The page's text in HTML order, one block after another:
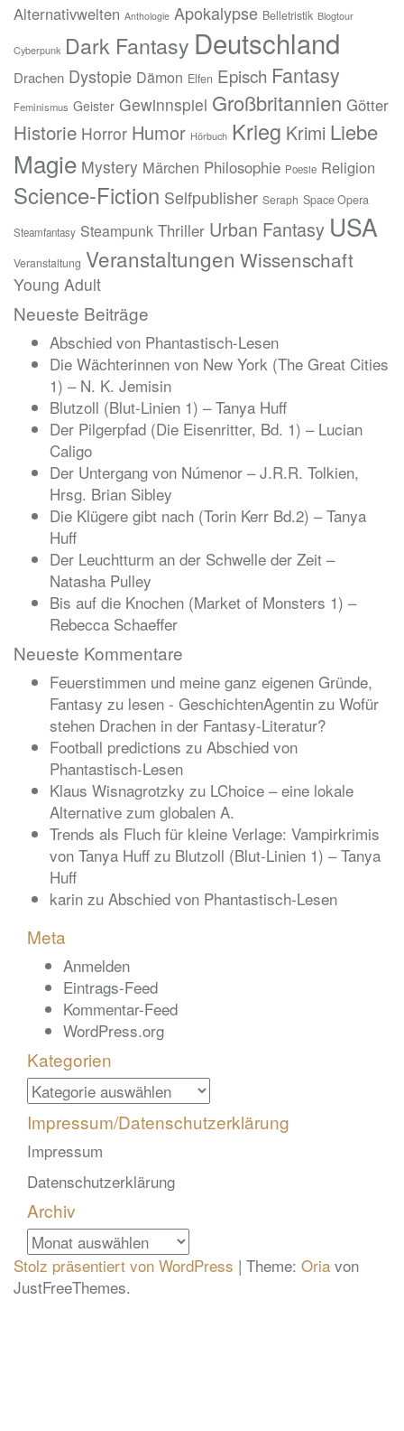
Alternativwelten Anthologie Apokalypse Belletristik Blogtour
Cyberpunk Dark Fantasy Deutschland
Drachen Dystopie Dämon Elfen Episch Fantasy
Feminismus Geister Gewinnspiel Großbritannien Götter
Historie Horror Humor Hörbuch Krieg Krimi Liebe
Magie Mystery Märchen Philosophie Poesie Religion
Science-Fiction Selfpublisher Seraph Space Opera
Steamfantasy Steampunk Thriller Urban Fantasy USA
Veranstaltung Veranstaltungen Wissenschaft
Young Adult
Neueste Beiträge
Abschied von Phantastisch-Lesen
Die Wächterinnen von New York (The Great Cities
1) – N. K. Jemisin
Blutzoll (Blut-Linien 1) – Tanya Huff
Der Pilgerpfad (Die Eisenritter, Bd. 1) – Lucian
Caligo
Der Untergang von Númenor – J.R.R. Tolkien,
Hrsg. Brian Sibley
Die Klügere gibt nach (Torin Kerr Bd.2) – Tanya
Huff
Der Leuchtturm an der Schwelle der Zeit –
Natasha Pulley
Bis auf die Knochen (Market of Monsters 1) –
Rebecca Schaeffer
Neueste Kommentare
Feuerstimmen und meine ganz eigenen Gründe,
Fantasy zu lesen - GeschichtenAgentin zu Wofür
stehen Drachen in der Fantasy-Literatur?
Football predictions zu Abschied von
Phantastisch-Lesen
Klaus Wisnagrotzky zu LChoice – eine lokale
Alternative zum globalen A.
Trends als Fluch für kleine Verlage: Vampirkrimis
von Tanya Huff zu Blutzoll (Blut-Linien 1) – Tanya
Huff
karin zu Abschied von Phantastisch-Lesen
Meta
Anmelden
Eintrags-Feed
Kommentar-Feed
WordPress.org
Kategorien
Kategorien
Impressum/Datenschutzerklärung
Impressum
Datenschutzerklärung
Archiv
Archiv
Stolz präsentiert von WordPress | Theme: Oria von
JustFreeThemes.